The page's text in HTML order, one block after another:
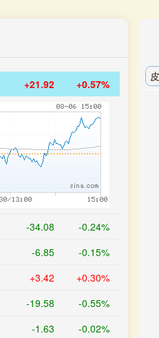
+21.92 +0.57%
-34.08 -0.24%
-6.85 -0.15%
+3.42 +0.30%
-19.58 -0.55%
-1.63 -0.02%